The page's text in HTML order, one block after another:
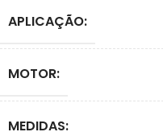
APLICAÇÃO:
MOTOR:
MEDIDAS: